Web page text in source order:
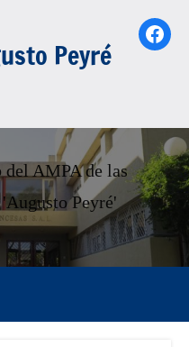
Peyré
del AMPA de las
'Augusto Peyré'